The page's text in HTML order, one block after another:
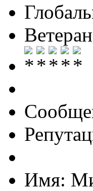
Ветеран
Имя: